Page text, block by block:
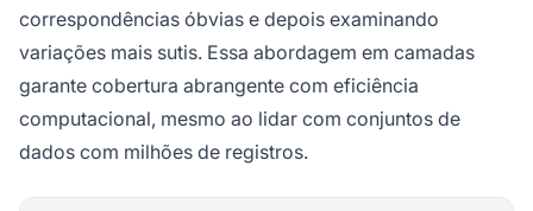
correspondências óbvias e depois examinando
variações mais sutis. Essa abordagem em camadas
garante cobertura abrangente com eficiência
computacional, mesmo ao lidar com conjuntos de
dados com milhões de registros.